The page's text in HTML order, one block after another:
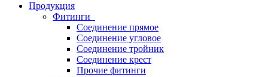
Продукция
Фитинги
Соединение прямое
Соединение угловое
Соединение тройник
Соединение крест
Прочие фитинги